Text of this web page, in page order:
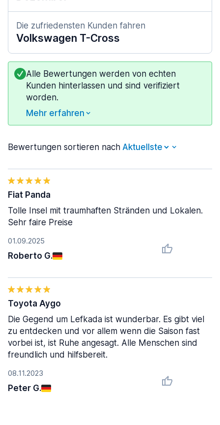
Die zufriedensten Kunden fahren
Volkswagen T-Cross
Alle Bewertungen werden von echten
Kunden hinterlassen und sind verifiziert
worden.
Mehr erfahren
Bewertungen sortieren nach
01.09.2025
Roberto G.
Fiat Panda
Tolle Insel mit traumhaften Stränden und Lokalen.
Sehr faire Preise
08.11.2023
Peter G.
Toyota Aygo
Die Gegend um Lefkada ist wunderbar. Es gibt viel
zu entdecken und vor allem wenn die Saison fast
vorbei ist, ist Ruhe angesagt. Alle Menschen sind
freundlich und hilfsbereit.